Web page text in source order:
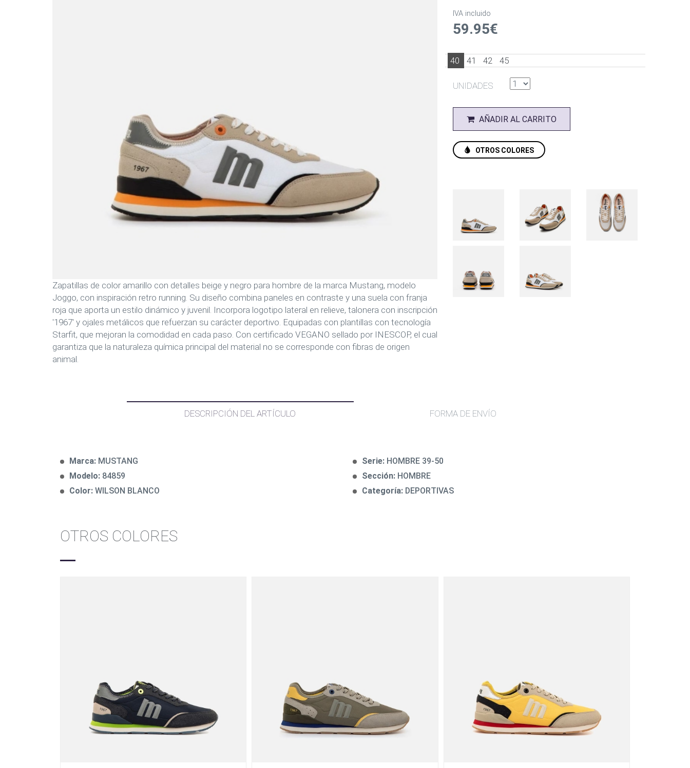
Zapatillas de color amarillo con detalles beige y negro para hombre de la marca Mustang, modelo
Joggo, con inspiración retro running. Su diseño combina paneles en contraste y una suela con franja
roja que aporta un estilo dinámico y juvenil. Incorpora logotipo lateral en relieve, talonera con inscripción
'1967' y ojales metálicos que refuerzan su carácter deportivo. Equipadas con plantillas con tecnología
Starfit, que mejoran la comodidad en cada paso. Con certificado VEGANO sellado por INESCOP, el cual
garantiza que la naturaleza química principal del material no se corresponde con fibras de origen
animal.
IVA incluido
59.95€
40 41 42 45
UNIDADES
AÑADIR AL CARRITO
OTROS COLORES
DESCRIPCIÓN DEL ARTÍCULO FORMA DE ENVÍO
Marca: MUSTANG
Modelo: 84859
Color: WILSON BLANCO
Serie: HOMBRE 39-50
Sección: HOMBRE
Categoría: DEPORTIVAS
OTROS COLORES